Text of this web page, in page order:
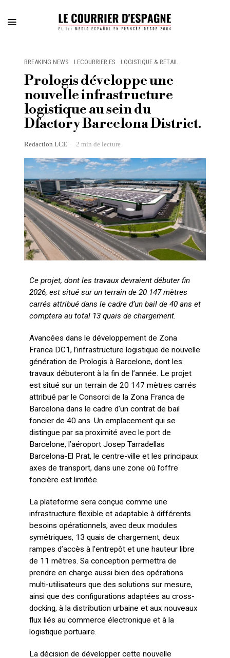
BREAKING NEWS · LECOURRIER.ES · LOGISTIQUE & RETAIL
Prologis développe une
nouvelle infrastructure
logistique au sein du
Dfactory Barcelona District.
Redaction LCE 2 min de lecture
Ce projet, dont les travaux devraient débuter fin
2026, est situé sur un terrain de 20 147 mètres
carrés attribué dans le cadre d’un bail de 40 ans et
comptera au total 13 quais de chargement.
Avancées dans le développement de Zona
Franca DC1, l’infrastructure logistique de nouvelle
génération de Prologis à Barcelone, dont les
travaux débuteront à la fin de l’année. Le projet
est situé sur un terrain de 20 147 mètres carrés
attribué par le Consorci de la Zona Franca de
Barcelona dans le cadre d’un contrat de bail
foncier de 40 ans. Un emplacement qui se
distingue par sa proximité avec le port de
Barcelone, l’aéroport Josep Tarradellas
Barcelona-El Prat, le centre-ville et les principaux
axes de transport, dans une zone où l’offre
foncière est limitée.
La plateforme sera conçue comme une
infrastructure flexible et adaptable à différents
besoins opérationnels, avec deux modules
symétriques, 13 quais de chargement, deux
rampes d’accès à l’entrepôt et une hauteur libre
de 11 mètres. Sa conception permettra de
prendre en charge aussi bien des opérations
multi-utilisateurs que des solutions sur mesure,
ainsi que des configurations adaptées au cross-
docking, à la distribution urbaine et aux nouveaux
flux liés au commerce électronique et à la
logistique portuaire.
La décision de développer cette nouvelle